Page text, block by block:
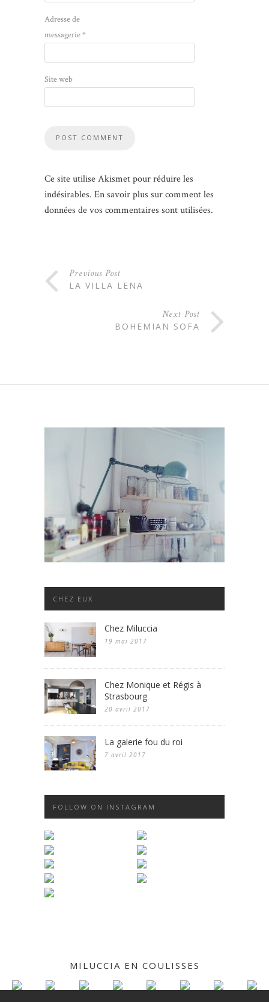
Adresse de
messagerie*
Site web
Ce site utilise Akismet pour réduire les
indésirables. En savoir plus sur comment les
données de vos commentaires sont utilisées.
Previous Post
LA VILLA LENA
Next Post
BOHEMIAN SOFA
CHEZ EUX
Chez Miluccia
19 mai 2017
Chez Monique et Régis à
Strasbourg
20 avril 2017
La galerie fou du roi
7 avril 2017
FOLLOW ON INSTAGRAM
MILUCCIA EN COULISSES